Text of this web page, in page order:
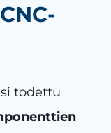
todettu